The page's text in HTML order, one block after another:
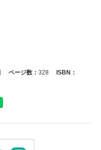
ページ数： 328
ISBN：